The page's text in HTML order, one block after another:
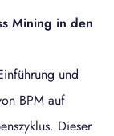
Mining in den
und
BPM auf
Dieser